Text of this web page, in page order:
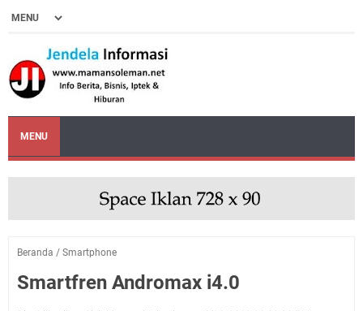
MENU
Beranda / Smartphone
Smartfren Andromax i4.0